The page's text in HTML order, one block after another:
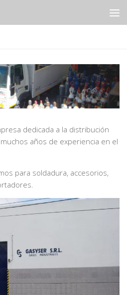
dedicada a la distribución
años de experiencia en el
para soldadura, accesorios,